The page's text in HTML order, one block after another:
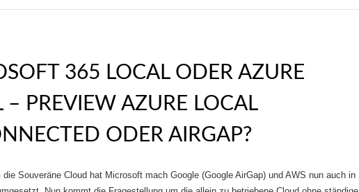
365 LOCAL ODER AZURE
– PREVIEW AZURE LOCAL
ODER AIRGAP?
die Souveräne Cloud hat Microsoft mach Google (Google AirGap) und AWS nun auch in